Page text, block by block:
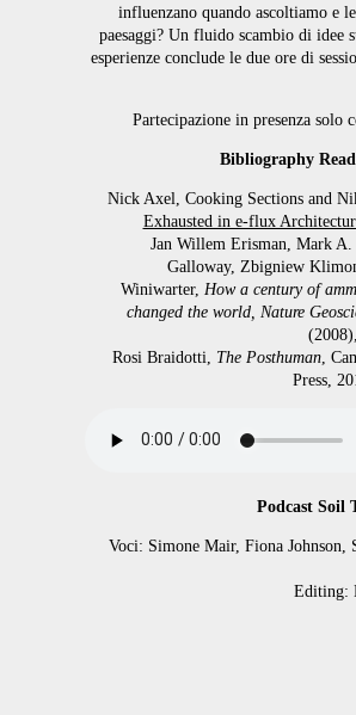
influenzano quando ascoltiamo e
paesaggi? Un fluido scambio di idee
esperienze conclude le due ore di
Partecipazione in presenza solo
Bibliography
Nick Axel, Cooking Sections and
Exhausted in e-flux
Jan Willem Erisman, Mark A.
Galloway, Zbigniew
Winiwarter, How a century of
changed the world, Nature
Rosi Braidotti, The Posthuman,
Press,
Podcast Soil
Voci: Simone Mair, Fiona Johnson,
Editing: